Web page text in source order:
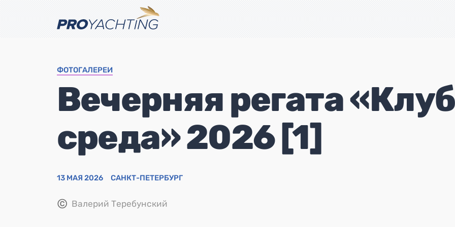
ФОТОГАЛЕРЕИ
Вечерняя регата
среда» 2026 [1]
13 МАЯ 2026 САНКТ-ПЕТЕРБУРГ
© Валерий Теребунский